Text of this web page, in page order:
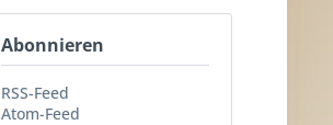
Abonnieren
RSS-Feed
Atom-Feed